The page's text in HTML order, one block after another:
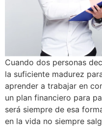
Cuando dos personas
la suficiente madurez
aprender a trabajar en
un plan financiero para
será siempre de esa
en la vida no siempre